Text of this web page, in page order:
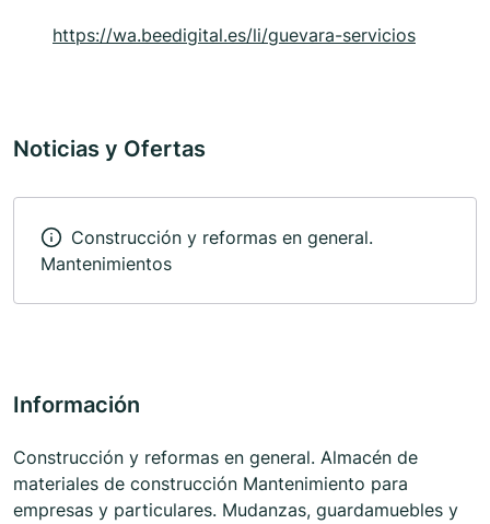
https://wa.beedigital.es/li/guevara-servicios
Noticias y Ofertas
Construcción y reformas en general.
Mantenimientos
Información
Construcción y reformas en general. Almacén de
materiales de construcción Mantenimiento para
empresas y particulares. Mudanzas, guardamuebles y